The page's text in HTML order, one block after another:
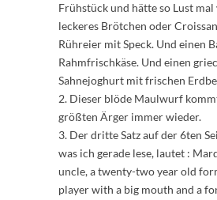
Frühstück und hätte so Lust
leckeres Brötchen oder
Rühreier mit Speck. Und einen
Rahmfrischkäse. Und einen
Sahnejoghurt mit frischen
2. Dieser blöde Maulwurf
größten Ärger immer wieder.
3. Der dritte Satz auf der 6ten
was ich gerade lese, lautet :
uncle, a twenty-two year old
player with a big mouth and a